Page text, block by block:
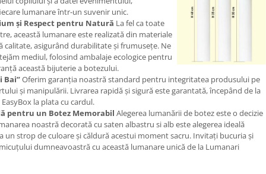
lumanare într-un suvenir unic.
și Respect pentru Natură La fel ca toate
această lumanare este realizată din materiale
calitate, asigurând durabilitate și frumusețe. Ne
mediul, folosind ambalaje ecologice pentru
această bijuterie a botezului.
Bai”Oferim garanția noastră standard pentru integritatea produsului pe
și manipulării. Livrarea rapidă și sigură este garantată, începând de la
la plata cu cardul.
pentru un Botez Memorabil Alegerea lumanării de botez este o decizie
noastră decorată cu saten albastru si alb este alegerea ideală
un strop de culoare și căldură acestui moment sacru. Invitați bucuria și
dumneavoastră cu această lumanare unică de la Lumanari